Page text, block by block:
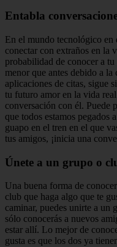
Entabla
En el mundo tecnológico
conectar con extraños en la
probabilidad de conocer a
menor que antes debido a
aplicaciones de citas, sigue
tu futuro amor en la vida
conversación con él. Puede
que todos estamos pegados
guapo en el tren en el que
tus amigos, ¡inicia una
Únete a un grupo o
Una buena forma de
club que haga algo que te
caminar, puedes unirte a un
sólo conocerás a nuevos
estar allí. Lo mejor de
gusta es que los dos ya